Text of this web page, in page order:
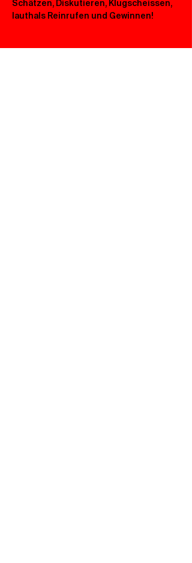
Schätzen, Diskutieren, Klugscheissen,
lauthals Reinrufen und Gewinnen!